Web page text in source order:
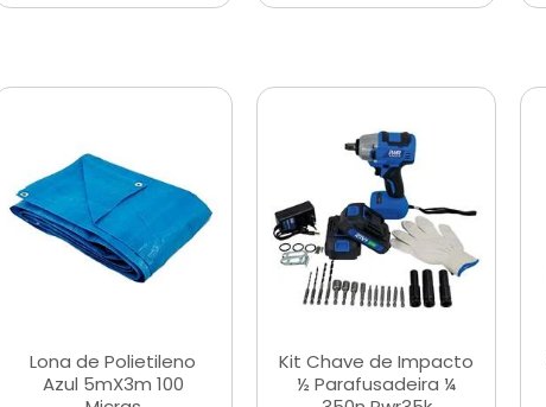
Lona de Polietileno
Azul 5mX3m 100
Kit Chave de Impacto
½ Parafusadeira ¼